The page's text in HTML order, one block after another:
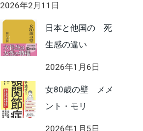
2026年2月11日
日本と他国の 死
生感の違い
2026年1月6日
女80歳の壁 メメ
ント・モリ
2026年1月5日